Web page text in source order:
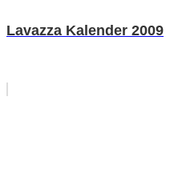
Lavazza Kalender 2009